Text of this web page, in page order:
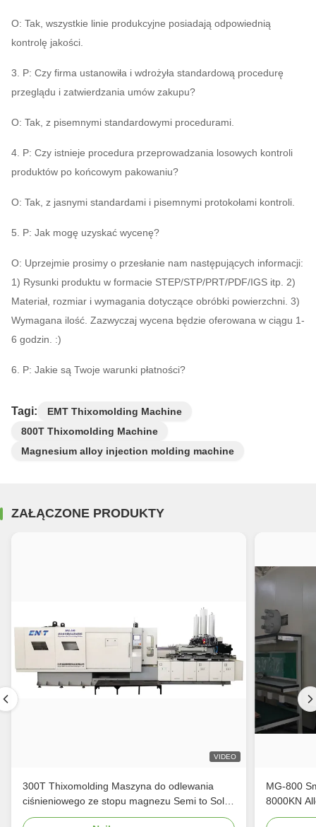
O: Tak, wszystkie linie produkcyjne posiadają odpowiednią
kontrolę jakości.
3. P: Czy firma ustanowiła i wdrożyła standardową procedurę
przeglądu i zatwierdzania umów zakupu?
O: Tak, z pisemnymi standardowymi procedurami.
4. P: Czy istnieje procedura przeprowadzania losowych kontroli
produktów po końcowym pakowaniu?
O: Tak, z jasnymi standardami i pisemnymi protokołami kontroli.
5. P: Jak mogę uzyskać wycenę?
O: Uprzejmie prosimy o przesłanie nam następujących informacji:
1) Rysunki produktu w formacie STEP/STP/PRT/PDF/IGS itp. 2)
Materiał, rozmiar i wymagania dotyczące obróbki powierzchni. 3)
Wymagana ilość. Zazwyczaj wycena będzie oferowana w ciągu 1-
6 godzin. :)
6. P: Jakie są Twoje warunki płatności?
Tagi:
EMT Thixomolding Machine
800T Thixomolding Machine
Magnesium alloy injection molding machine
ZAŁĄCZONE PRODUKTY
VIDEO
300T Thixomolding Maszyna do odlewania
ciśnieniowego ze stopu magnezu Semi to Solid
Process
MG-800